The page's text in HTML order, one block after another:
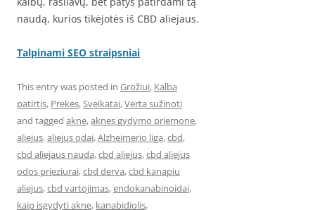
naudą, kurios tikėjotės iš CBD aliejaus.
Talpinami SEO straipsniai
This entry was posted in Grožiui, Kalba
patirtis, Prekės,Sveikatai,Verta sužinoti
and tagged akne,aknes gydymo priemone,
aliejus,aliejus odai,Alzheimerio liga,cbd,
cbd aliejaus nauda,cbd aliejus,cbd aliejus
odos prieziurai,cbd derva,cbd kanapiu
aliejus,cbd vartojimas,endokanabinoidai,
kaip isgydyti akne, kanabidiolis,